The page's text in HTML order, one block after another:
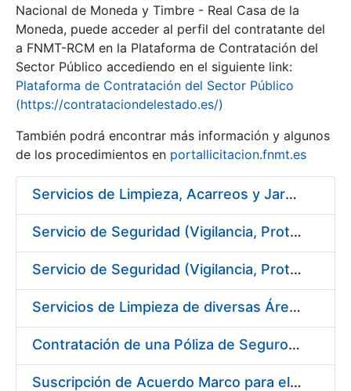
Mostra/Amaga
Nacional de Moneda y Timbre - Real Casa de la
Moneda, puede acceder al perfil del contratante del
a FNMT-RCM en la Plataforma de Contratación del
Sector Público accediendo en el siguiente link:
Plataforma de Contratación del Sector Público
(https://contrataciondelestado.es/)
También podrá encontrar más información y algunos
de los procedimientos en portallicitacion.fnmt.es
Servicios de Limpieza, Acarreos y Jardinería para la Fábrica Nacional de Moneda y Timbre – Real Casa de Moneda
Servicio de Seguridad (Vigilancia, Protección y Control) en los Centros de la FNMT-RCM en Madrid
Servicio de Seguridad (Vigilancia, Protección y Control) en los Centros de la FNMT-RCM en Burgos
Servicios de Limpieza de diversas Áreas y Edificios de la Fábrica, Servicio de Acarreo de Mobiliario y Enseres y Mantenimiento de las Zonas Ajardinadas, para la Fábrica de Papel de Burgos de la Fábrica Nacional de Moneda y Timbre – Real Casa de Moneda
Contratación de una Póliza de Seguro Colectivo de Asistencia Sanitaria
Suscripción de Acuerdo Marco para el Servicio de Visitas a Oficinas de Registro